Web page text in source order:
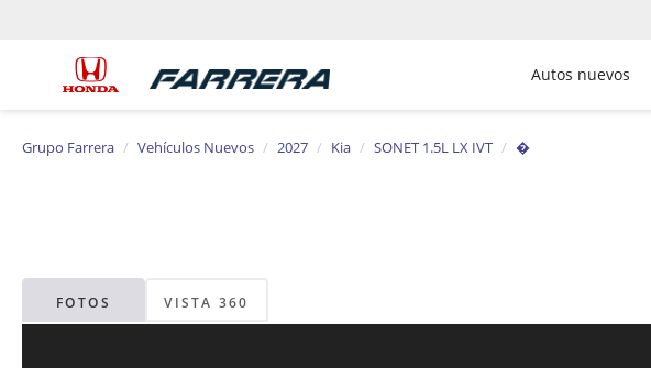
Autos nuevos
Grupo Farrera Vehículos Nuevos 2027 Kia SONET 1.5L LX IVT
�
FOTOS VISTA 360